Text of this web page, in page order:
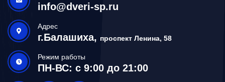
info@dveri-sp.ru
Адрес
г.Балашиха, проспект Ленина, 58
Режим работы
ПН-ВС: с 9:00 до 21:00